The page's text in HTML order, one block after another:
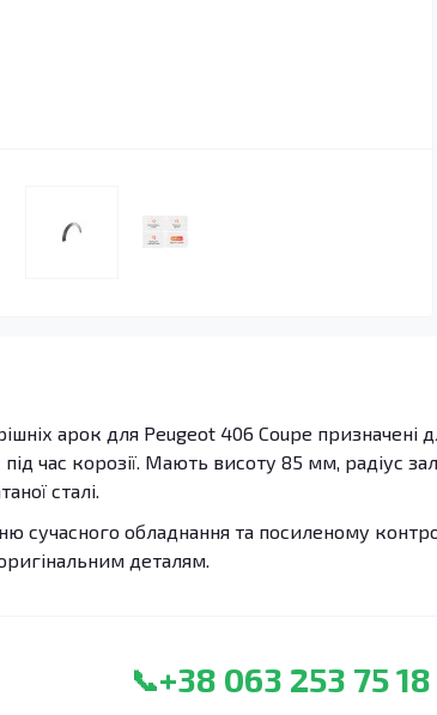
арок для Peugeot 406 Coupe призначені
час корозії. Мають висоту 85 мм, радіус
сталі.
сучасного обладнання та посиленому
деталям.
📞+38 063 253 75 18